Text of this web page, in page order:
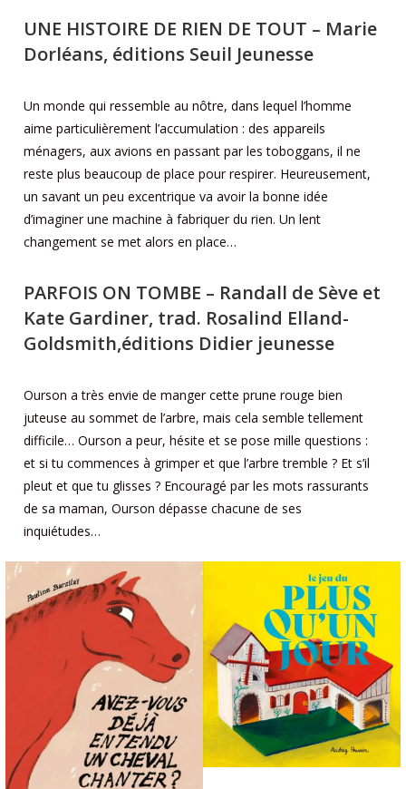
UNE HISTOIRE DE RIEN DE TOUT – Marie
Dorléans, éditions Seuil Jeunesse
Un monde qui ressemble au nôtre, dans lequel l’homme
aime particulièrement l’accumulation : des appareils
ménagers, aux avions en passant par les toboggans, il ne
reste plus beaucoup de place pour respirer. Heureusement,
un savant un peu excentrique va avoir la bonne idée
d’imaginer une machine à fabriquer du rien. Un lent
changement se met alors en place…
PARFOIS ON TOMBE – Randall de Sève et
Kate Gardiner, trad. Rosalind Elland-
Goldsmith,éditions Didier jeunesse
Ourson a très envie de manger cette prune rouge bien
juteuse au sommet de l’arbre, mais cela semble tellement
difficile… Ourson a peur, hésite et se pose mille questions :
et si tu commences à grimper et que l’arbre tremble ? Et s’il
pleut et que tu glisses ? Encouragé par les mots rassurants
de sa maman, Ourson dépasse chacune de ses
inquiétudes…